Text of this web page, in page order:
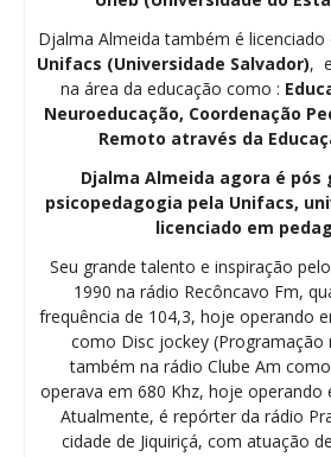
Djalma Almeida também é licenciado
Unifacs (Universidade Salvador),
na área da educação como :
Neuroeducação, Coordenação
Remoto através da
Djalma Almeida agora é pós
psicopedagogia pela Unifacs,
licenciado em
Seu grande talento e inspiração
1990 na rádio Recôncavo Fm,
frequência de 104,3, hoje operando
como Disc jockey (Programação
também na rádio Clube Am
operava em 680 Khz, hoje operando
Atualmente, é repórter da rádio
cidade de Jiquiriçá, com atuação